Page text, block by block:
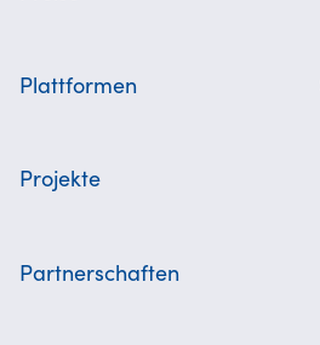
Plattformen
Projekte
Partnerschaften